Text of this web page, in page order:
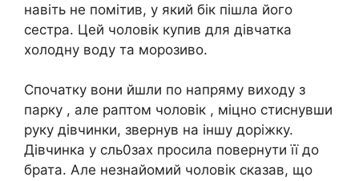
навіть не помітив, у який бік пішла його
сестра. Цей чоловік купив для дівчатка
холодну воду та морозиво.
Спочатку вони йшли по напряму виходу з
парку , але раптом чоловік , міцно стиснувши
руку дівчинки, звернув на іншу доріжку.
Дівчинка у сль0зах просила повернути її до
брата. Але незнайомий чоловік сказав, що